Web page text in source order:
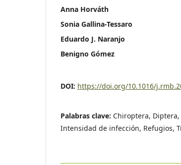
Anna Horváth
Sonia Gallina-Tessaro
Eduardo J. Naranjo
Benigno Gómez
DOI: https://doi.org/10.1016/
Palabras clave: Chiroptera,
Intensidad de infección, Refugios,